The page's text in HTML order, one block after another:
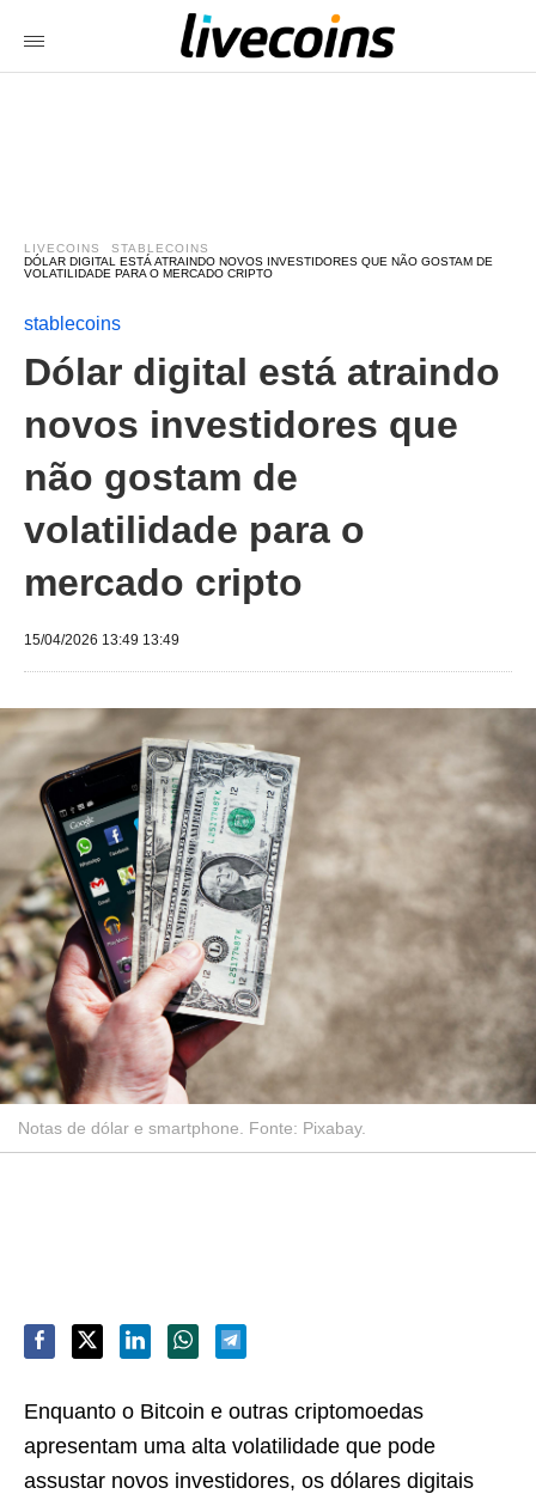
LIVECOINS
STABLECOINS
DÓLAR DIGITAL ESTÁ ATRAINDO NOVOS INVESTIDORES QUE NÃO GOSTAM DE
VOLATILIDADE PARA O MERCADO CRIPTO
stablecoins
Dólar digital está atraindo
novos investidores que
não gostam de
volatilidade para o
mercado cripto
15/04/2026 13:49 13:49
Notas de dólar e smartphone. Fonte: Pixabay.
Enquanto o Bitcoin e outras criptomoedas
apresentam uma alta volatilidade que pode
assustar novos investidores, os dólares digitais